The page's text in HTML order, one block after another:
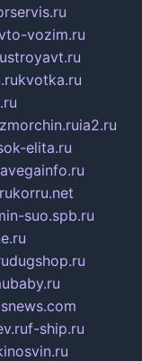
vozim.ru
stroyavt.ru
kvotka.ru
ia2.ru
elita.ru
avegainfo.ru
korru.net
suo.spb.ru
dugshop.ru
f-ship.ru